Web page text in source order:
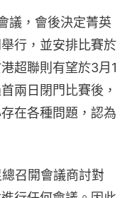
議，會後決定菁英
行，並安排比賽於
超聯則有望於3月1
兩日閉門比賽後，
在各種問題，認為
召開會議商討對